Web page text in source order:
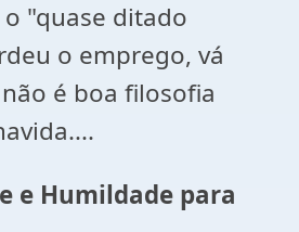
"quase ditado
o emprego, vá
é boa filosofia
e Humildade para